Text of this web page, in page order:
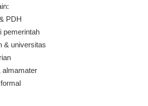
PDH
pemerintah
& universitas
almamater